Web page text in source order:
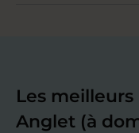
Les
Anglet (à